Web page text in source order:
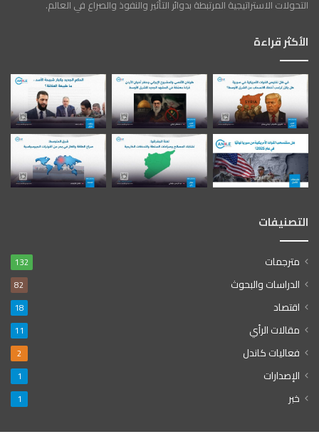
التحولات الاستراتيجية المرتبطة بدوائر التأثير والنفوذ والصراع في العالم.
الأكثر قراءة
التصنيفات
مترجمات 132
الدراسات والبحوث 82
اقتصاد 18
مقالات الرأي 11
فعاليات كاندل 2
الإصدارات 1
خبر 1